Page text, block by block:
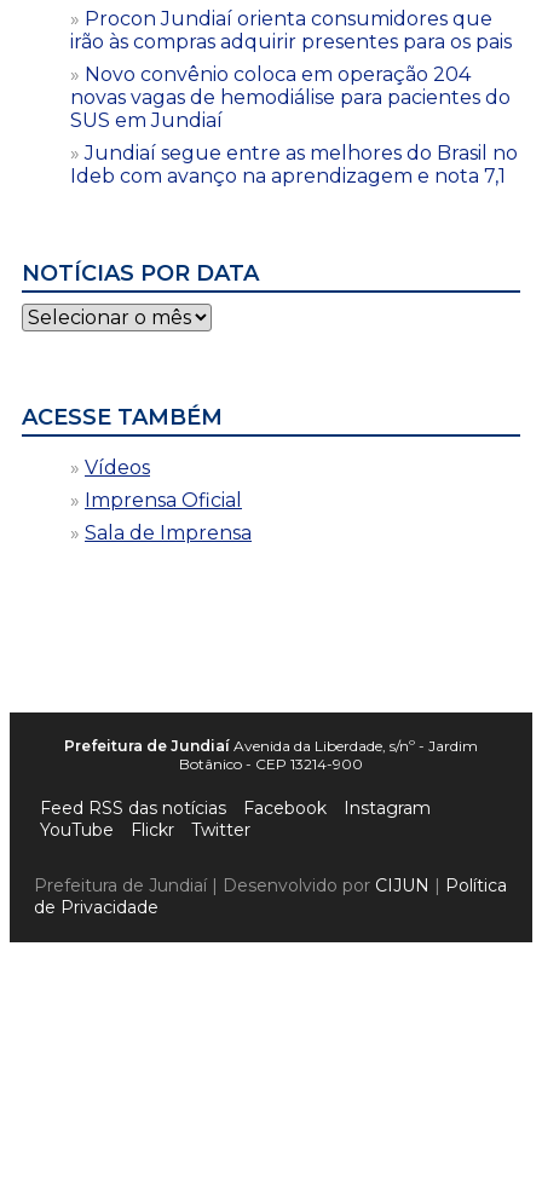
Procon Jundiaí orienta consumidores que
irão às compras adquirir presentes para os pais
Novo convênio coloca em operação 204
novas vagas de hemodiálise para pacientes do
SUS em Jundiaí
Jundiaí segue entre as melhores do Brasil no
Ideb com avanço na aprendizagem e nota 7,1
NOTÍCIAS POR DATA
Notícias
por
ACESSE TAMBÉM
Vídeos
Imprensa Oficial
Sala de Imprensa
Prefeitura de Jundiaí Avenida da Liberdade, s/nº - Jardim
Botânico - CEP 13214-900
Feed RSS das notícias Facebook
Instagram
YouTube
Flickr Twitter
Prefeitura de Jundiaí | Desenvolvido por CIJUN | Política
de Privacidade